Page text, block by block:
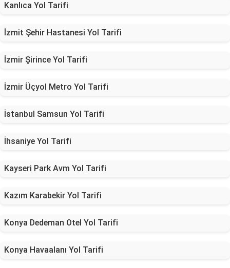
Kanlıca Yol Tarifi
İzmit Şehir Hastanesi Yol Tarifi
İzmir Şirince Yol Tarifi
İzmir Üçyol Metro Yol Tarifi
İstanbul Samsun Yol Tarifi
İhsaniye Yol Tarifi
Kayseri Park Avm Yol Tarifi
Kazım Karabekir Yol Tarifi
Konya Dedeman Otel Yol Tarifi
Konya Havaalanı Yol Tarifi